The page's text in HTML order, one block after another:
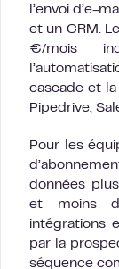
l’envoi d’e-
et un CRM.
€/mois
cascade et la
Pipedrive,
Pour les
données
et moins
intégrations
par la
séquence